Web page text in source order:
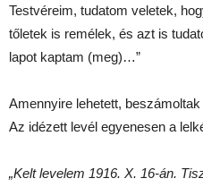
Testvéreim, tudatom veletek,
tőletek is remélek, és azt is
lapot kaptam (meg)…”
Amennyire lehetett,
Az idézett levél egyenesen a
„Kelt levelem 1916. X. 16-án.